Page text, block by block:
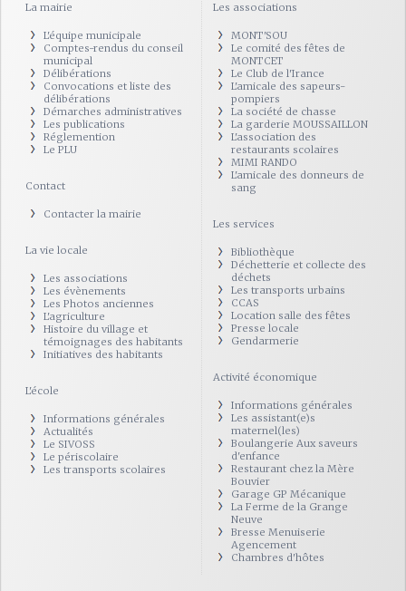
La mairie
L'équipe municipale
Comptes-rendus du conseil
municipal
Délibérations
Convocations et liste des
délibérations
Démarches administratives
Les publications
Réglemention
Le PLU
Contact
Contacter la mairie
La vie locale
Les associations
Les évènements
Les Photos anciennes
L'agriculture
Histoire du village et
témoignages des habitants
Initiatives des habitants
L'école
Informations générales
Actualités
Le SIVOSS
Le périscolaire
Les transports scolaires
Les associations
MONT'SOU
Le comité des fêtes de
MONTCET
Le Club de l'Irance
L'amicale des sapeurs-
pompiers
La société de chasse
La garderie MOUSSAILLON
L'association des
restaurants scolaires
MIMI RANDO
L'amicale des donneurs de
sang
Les services
Bibliothèque
Déchetterie et collecte des
déchets
Les transports urbains
CCAS
Location salle des fêtes
Presse locale
Gendarmerie
Activité économique
Informations générales
Les assistant(e)s
maternel(les)
Boulangerie Aux saveurs
d'enfance
Restaurant chez la Mère
Bouvier
Garage GP Mécanique
La Ferme de la Grange
Neuve
Bresse Menuiserie
Agencement
Chambres d'hôtes